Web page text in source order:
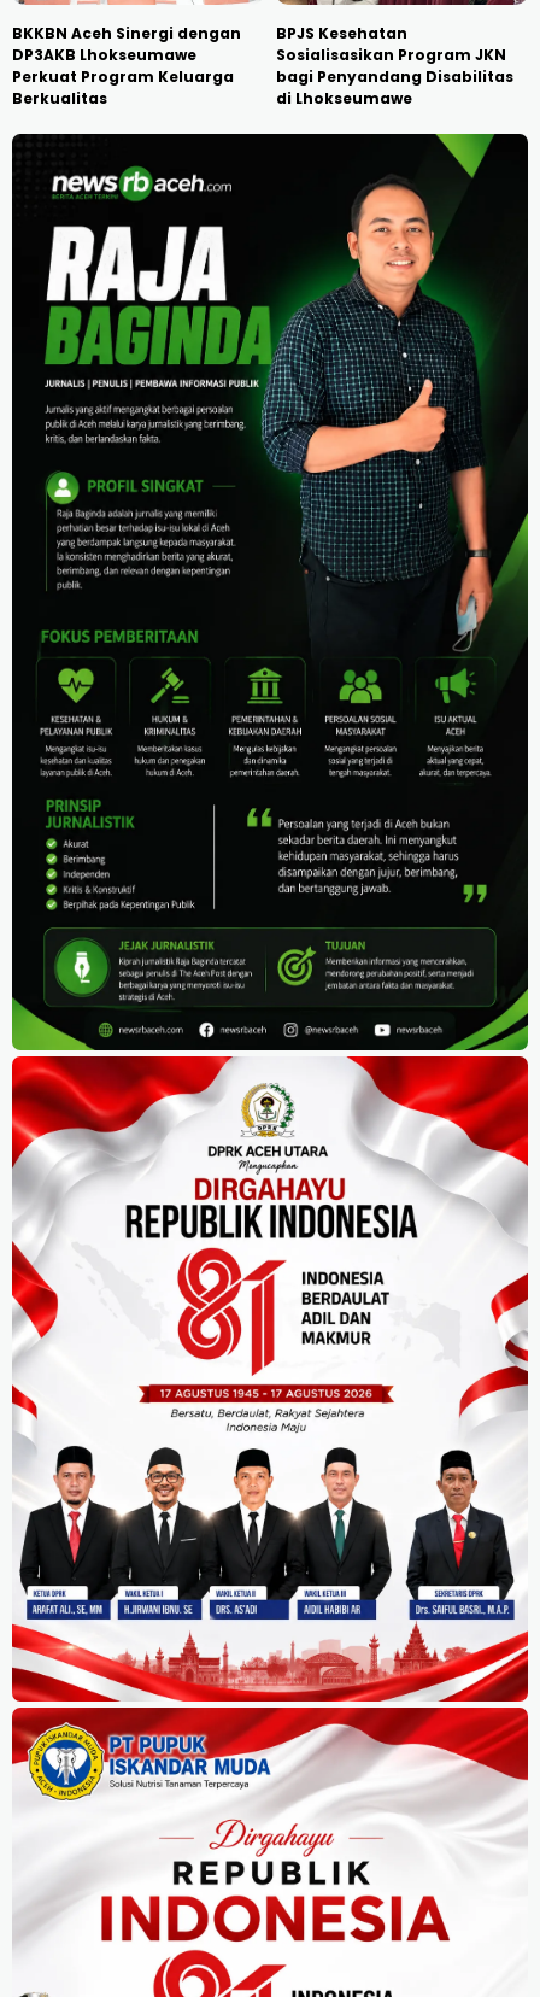
BKKBN Aceh Sinergi dengan
DP3AKB Lhokseumawe
Perkuat Program Keluarga
Berkualitas
BPJS Kesehatan
Sosialisasikan Program JKN
bagi Penyandang Disabilitas
di Lhokseumawe